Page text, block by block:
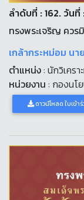
ลำดับที่ : 162. วันที่
ทรงพระเจริญ ควร
เกล้ากระหม่อม น
ตำแหน่ง: นักวิเคร
หน่วยงาน : กองนโ
ดาวน์โหลด ใบเข้า